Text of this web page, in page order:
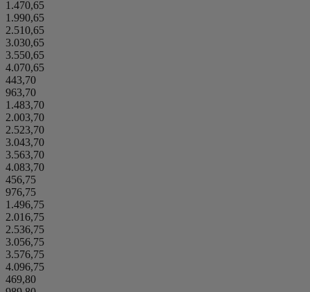
1.470,65
1.990,65
2.510,65
3.030,65
3.550,65
4.070,65
443,70
963,70
1.483,70
2.003,70
2.523,70
3.043,70
3.563,70
4.083,70
456,75
976,75
1.496,75
2.016,75
2.536,75
3.056,75
3.576,75
4.096,75
469,80